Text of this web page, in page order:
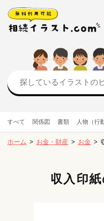
すべて 関係図 書類 人物（行
ホーム お金・財産 お金
収入印